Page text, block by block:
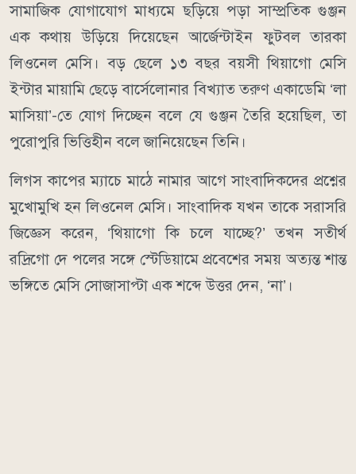
সামাজিক যোগাযোগ মাধ্যমে ছড়িয়ে পড়া সাম্প্রতিক গুঞ্জন
এক কথায় উড়িয়ে দিয়েছেন আর্জেন্টাইন ফুটবল তারকা
লিওনেল মেসি। বড় ছেলে ১৩ বছর বয়সী থিয়াগো মেসি
ইন্টার মায়ামি ছেড়ে বার্সেলোনার বিখ্যাত তরুণ একাডেমি ‘লা
মাসিয়া’-তে যোগ দিচ্ছেন বলে যে গুঞ্জন তৈরি হয়েছিল, তা
পুরোপুরি ভিত্তিহীন বলে জানিয়েছেন তিনি।
লিগস কাপের ম্যাচে মাঠে নামার আগে সাংবাদিকদের প্রশ্নের
মুখোমুখি হন লিওনেল মেসি। সাংবাদিক যখন তাকে সরাসরি
জিজ্ঞেস করেন, ‘থিয়াগো কি চলে যাচ্ছে?’ তখন সতীর্থ
রদ্রিগো দে পলের সঙ্গে স্টেডিয়ামে প্রবেশের সময় অত্যন্ত শান্ত
ভঙ্গিতে মেসি সোজাসাপ্টা এক শব্দে উত্তর দেন, ‘না’।